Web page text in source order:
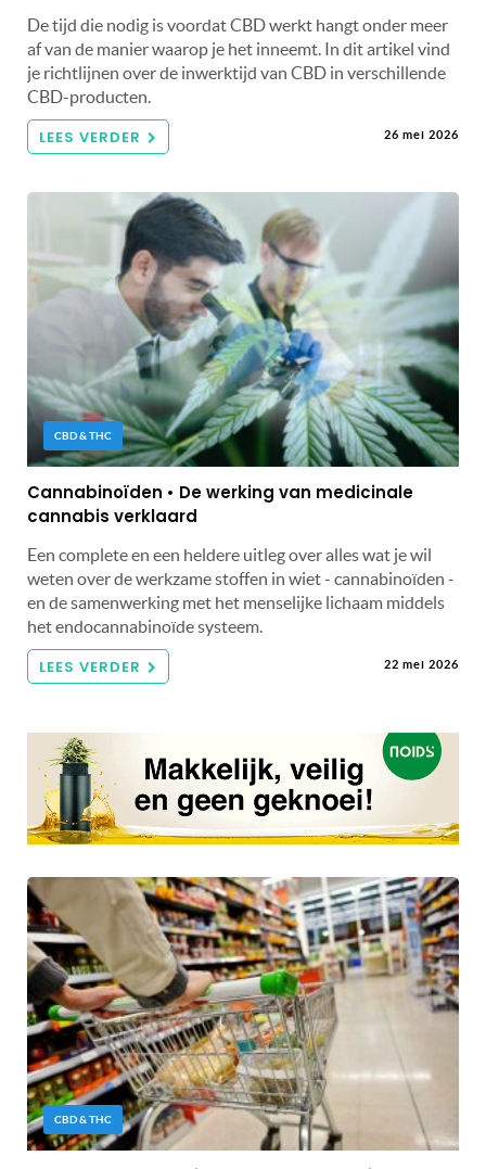
De tijd die nodig is voordat CBD werkt hangt onder meer
af van de manier waarop je het inneemt. In dit artikel vind
je richtlijnen over de inwerktijd van CBD in verschillende
CBD-producten.
LEES VERDER 26 mei 2026
CBD & THC
Cannabinoïden • De werking van medicinale
cannabis verklaard
Een complete en een heldere uitleg over alles wat je wil
weten over de werkzame stoffen in wiet - cannabinoïden -
en de samenwerking met het menselijke lichaam middels
het endocannabinoïde systeem.
LEES VERDER 22 mei 2026
CBD & THC